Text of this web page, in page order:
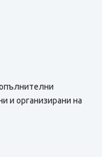
и организирани на